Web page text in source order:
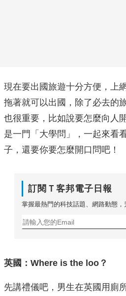
現在要出國旅遊十分方便，上
拖著就可以出國，除了必去的
也很重要，比如說要怎麼向人
是一門「大學問」，一起來看
子，還要你要怎麼開口問吧！
訂閱Ｔ客邦電子日報
掌握最熱門的科技話題、網路動態，
英國：Where is the loo？
先講禮儀吧，男生在英國用廁